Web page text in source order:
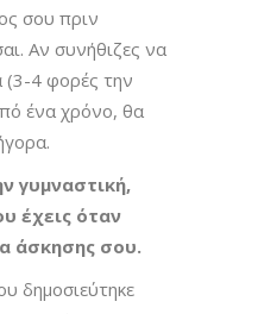
σου πριν
Αν συνήθιζες να
(3-4 φορές την
ένα χρόνο, θα
γυμναστική,
έχεις όταν
άσκησης σου.
δημοσιεύτηκε